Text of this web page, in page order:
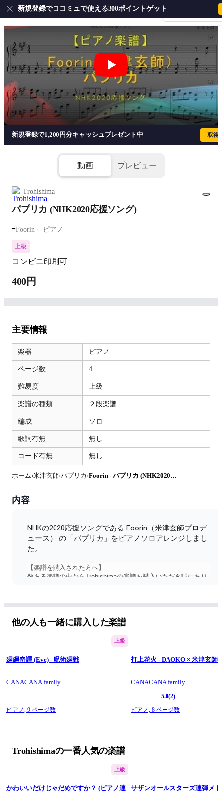
会員登録・ログイ
新規登録でココミュで使える300ポイントゲット
パプリカ (NHK2020応援ソング) -
新規登録で1,200円分キャッシュプレゼント中 取得
動画 プレビュー
Trohishima
パプリカ (NHK2020応援ソング)
-Foorin ピアノ
上級
コンビニ印刷可
400円
主要情報
楽器 ピアノ
ページ数 4
難易度 上級
楽譜の種類 ２段楽譜
編成 ソロ
歌詞有無 無し
コード有無 無し
ホーム›米津玄師›パプリカ › Foorin - パプリカ (NHK2020応援ソング) by Trohishima
内容
NHKの2020応援ソングである Foorin（米津玄師プロデ
ュース） の「パプリカ」をピアノソロアレンジしまし
た。
【楽譜を購入された方へ】
数ある楽譜の中からTrohishimaの楽譜を購入いただき誠にあり
たします。
毎週金曜日17時に動画を公開。
有名曲をピアノのソロ楽譜や連弾楽譜をメインにアレンジして
▼WEBSITE
@trohishima (
https://twitter.com/Trohishima )
他の人も一緒に購入した楽譜
上級
廻廻奇譚 (Eve) - 呪術廻戦
CANACANA family
ピアノ, 9 ページ数
打上花火 - DAOKO × 米津玄師
CANACANA family
5.0(2)
ピアノ,8 ページ数
Trohishimaの一番人気の楽譜
上級
かわいいだけじゃだめですか？ (ピアノ連
サザンオールスターズ連弾メ